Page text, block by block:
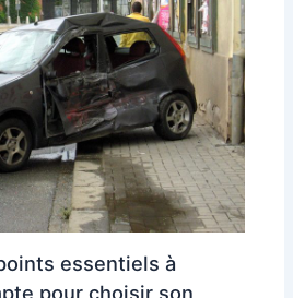
essentiels à
pour choisir son